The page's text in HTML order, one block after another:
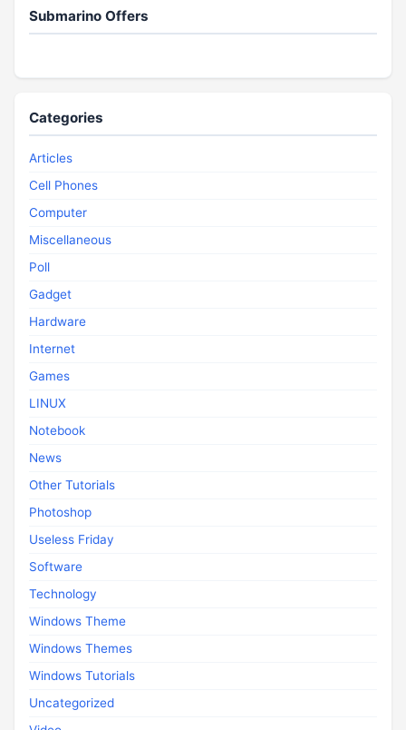
Submarino Offers
Categories
Articles
Cell Phones
Computer
Miscellaneous
Poll
Gadget
Hardware
Internet
Games
LINUX
Notebook
News
Other Tutorials
Photoshop
Useless Friday
Software
Technology
Windows Theme
Windows Themes
Windows Tutorials
Uncategorized